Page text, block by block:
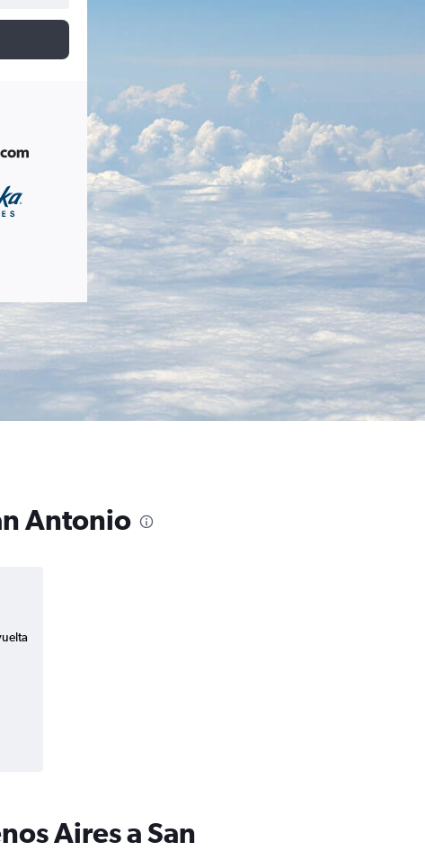
Antonio
Aires a San